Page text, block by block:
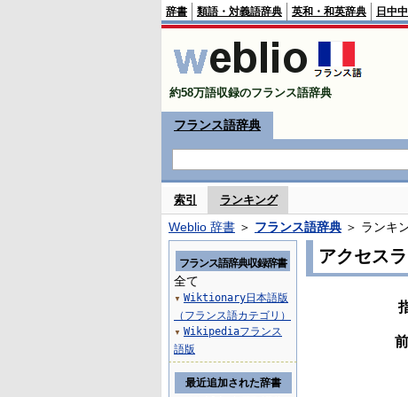
辞書 類語・対義語辞典 英和・和英辞典 日中
約58万語収録のフランス語辞典
フランス語辞典
索引 ランキング
Weblio 辞書 ＞ フランス語辞典 ＞ ランキ
アクセス
フランス語辞典収録辞書
全て
▼ Wiktionary日本語版
（フランス語カテゴリ）
▼ Wikipediaフランス
語版
最近追加された辞書